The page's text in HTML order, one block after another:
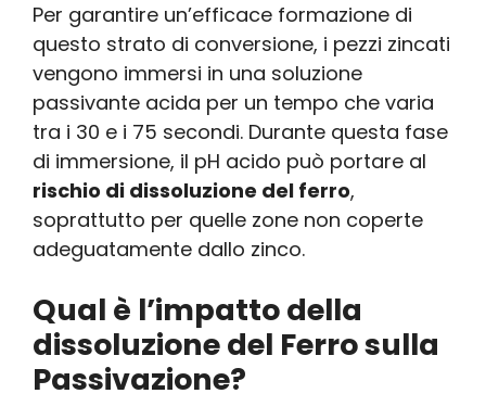
Per garantire un’efficace formazione di
questo strato di conversione, i pezzi zincati
vengono immersi in una soluzione
passivante acida per un tempo che varia
tra i 30 e i 75 secondi. Durante questa fase
di immersione, il pH acido può portare al
rischio di dissoluzione del ferro,
soprattutto per quelle zone non coperte
adeguatamente dallo zinco.
Qual è l’impatto della
dissoluzione del Ferro sulla
Passivazione?